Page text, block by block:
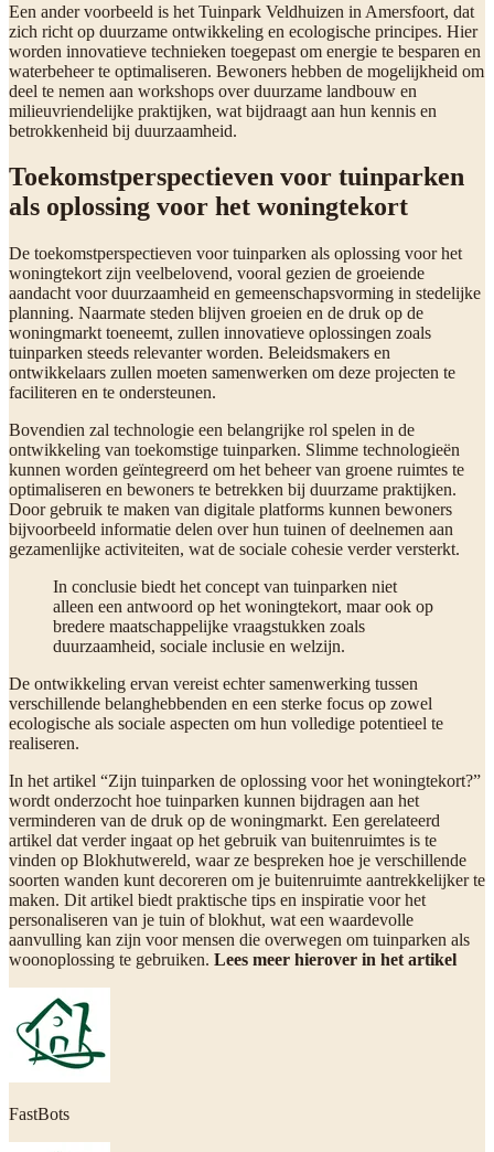
Een ander voorbeeld is het Tuinpark Veldhuizen in Amersfoort, dat
zich richt op duurzame ontwikkeling en ecologische principes. Hier
worden innovatieve technieken toegepast om energie te besparen en
waterbeheer te optimaliseren. Bewoners hebben de mogelijkheid om
deel te nemen aan workshops over duurzame landbouw en
milieuvriendelijke praktijken, wat bijdraagt aan hun kennis en
betrokkenheid bij duurzaamheid.
Toekomstperspectieven voor tuinparken
als oplossing voor het woningtekort
De toekomstperspectieven voor tuinparken als oplossing voor het
woningtekort zijn veelbelovend, vooral gezien de groeiende
aandacht voor duurzaamheid en gemeenschapsvorming in stedelijke
planning. Naarmate steden blijven groeien en de druk op de
woningmarkt toeneemt, zullen innovatieve oplossingen zoals
tuinparken steeds relevanter worden. Beleidsmakers en
ontwikkelaars zullen moeten samenwerken om deze projecten te
faciliteren en te ondersteunen.
Bovendien zal technologie een belangrijke rol spelen in de
ontwikkeling van toekomstige tuinparken. Slimme technologieën
kunnen worden geïntegreerd om het beheer van groene ruimtes te
optimaliseren en bewoners te betrekken bij duurzame praktijken.
Door gebruik te maken van digitale platforms kunnen bewoners
bijvoorbeeld informatie delen over hun tuinen of deelnemen aan
gezamenlijke activiteiten, wat de sociale cohesie verder versterkt.
In conclusie biedt het concept van tuinparken niet
alleen een antwoord op het woningtekort, maar ook op
bredere maatschappelijke vraagstukken zoals
duurzaamheid, sociale inclusie en welzijn.
De ontwikkeling ervan vereist echter samenwerking tussen
verschillende belanghebbenden en een sterke focus op zowel
ecologische als sociale aspecten om hun volledige potentieel te
realiseren.
In het artikel “Zijn tuinparken de oplossing voor het woningtekort?”
wordt onderzocht hoe tuinparken kunnen bijdragen aan het
verminderen van de druk op de woningmarkt. Een gerelateerd
artikel dat verder ingaat op het gebruik van buitenruimtes is te
vinden op Blokhutwereld, waar ze bespreken hoe je verschillende
soorten wanden kunt decoreren om je buitenruimte aantrekkelijker te
maken. Dit artikel biedt praktische tips en inspiratie voor het
personaliseren van je tuin of blokhut, wat een waardevolle
aanvulling kan zijn voor mensen die overwegen om tuinparken als
woonoplossing te gebruiken. Lees meer hierover in het artikel
FastBots